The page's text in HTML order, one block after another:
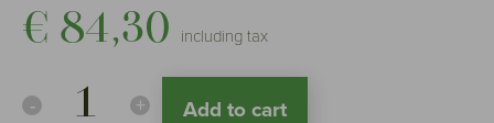
€ 84,30 including tax
- + Add to cart